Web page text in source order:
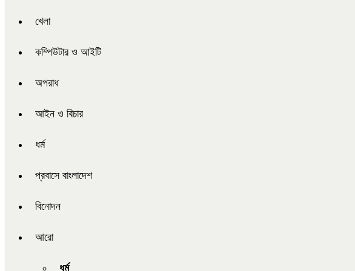
খেলা
কম্পিউটার ও আইটি
অপরাধ
আইন ও বিচার
ধর্ম
প্রবাসে বাংলাদেশ
বিনোদন
আরো
ধর্ম